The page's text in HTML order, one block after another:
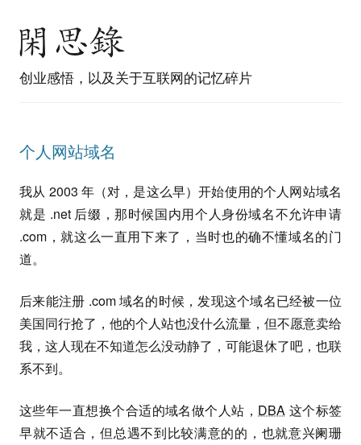
创业感悟，以及关于互联网的记忆碎片
个人网站域名
我从 2003 年（对，是这么早）开始使用的个人网站域名
就是 .net 后缀，那时候国内用个人身份域名不允许申请
.com，就这么一直用下来了，当时也的确不懂域名的门
道。
后来能注册 .com 域名的时候，发现这个域名已经被一位
美国同行抢了，他的个人站也没什么流量，但不愿意卖给
我，这人现在不知道怎么没动静了，可能退休了吧，也联
系不到。
这些年一直想换个合适的域名做个人站， DBA 这个标签
早就不适合，但总遇不到比较满意的的，也就意兴阑珊